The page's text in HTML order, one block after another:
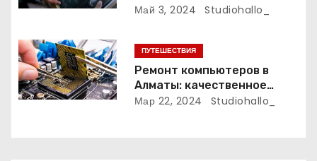
м
финансирования
Май 3, 2024 Studiohallo_
ПУТЕШЕСТВИЯ
Ремонт компьютеров в
Алматы: качественное
обслуживание и надежные
Мар 22, 2024 Studiohallo_